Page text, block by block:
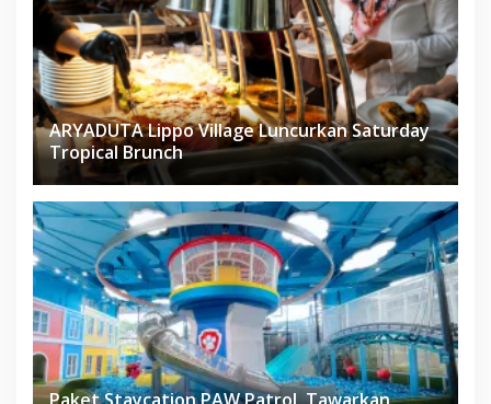
ARYADUTA Lippo Village Luncurkan Saturday
Tropical Brunch